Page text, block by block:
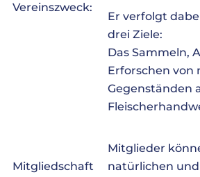
Vereinszweck:
Er verfolgt
drei Ziele:
Das Sammeln,
Erforschen von
Gegenständen
Mitgliedschaft
Mitglieder
natürlichen